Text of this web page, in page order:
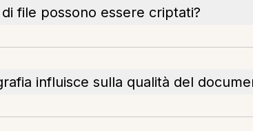
file possono essere criptati?
influisce sulla qualità del